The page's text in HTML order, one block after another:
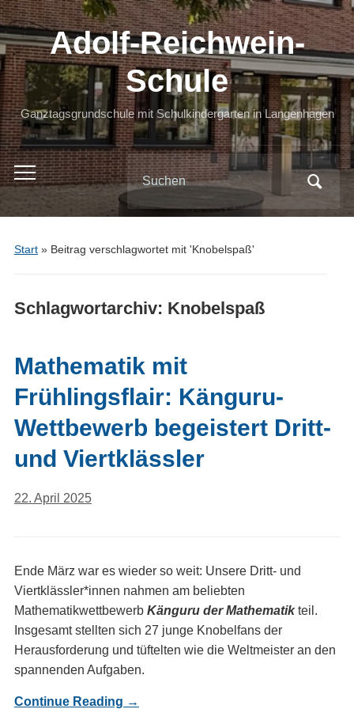
Adolf-Reichwein-
Schule
Ganztagsgrundschule mit Schulkindergarten in Langenhagen
Toggle
mobile
menu
Search
for:
Start» Beitrag verschlagwortet mit 'Knobelspaß'
Schlagwortarchiv: Knobelspaß
Mathematik mit
Frühlingsflair: Känguru-
Wettbewerb begeistert Dritt-
und Viertklässler
22. April 2025
Ende März war es wieder so weit: Unsere Dritt- und
Viertklässler*innen nahmen am beliebten
Mathematikwettbewerb Känguru der Mathematikteil.
Insgesamt stellten sich 27 junge Knobelfans der
Herausforderung und tüftelten wie die Weltmeister an den
spannenden Aufgaben.
Continue Reading →